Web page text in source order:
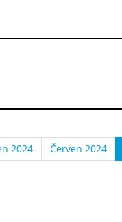
2024 Červen 2024